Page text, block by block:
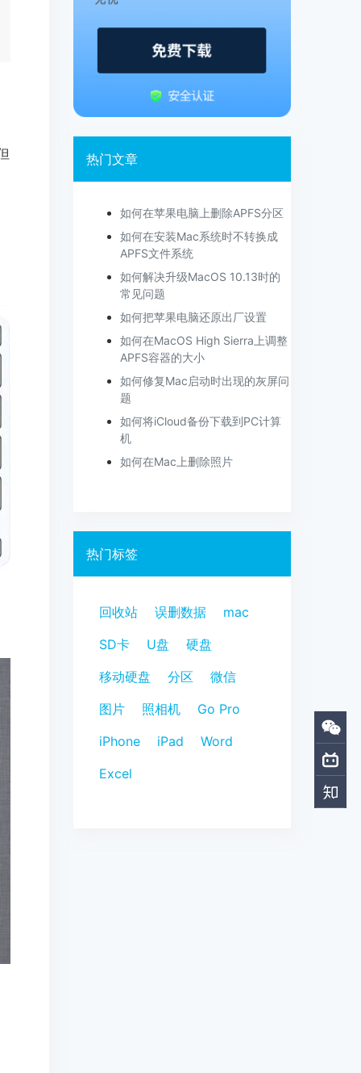
热门文章
如何在苹果电脑上删除APFS分区
如何在安装Mac系统时不转换成
APFS文件系统
如何解决升级MacOS 10.13时的
常见问题
如何把苹果电脑还原出厂设置
如何在MacOS High Sierra上调整
APFS容器的大小
如何修复Mac启动时出现的灰屏问
题
如何将iCloud备份下载到PC计算
机
如何在Mac上删除照片
热门标签
回收站 误删数据
mac
SD卡
U盘
硬盘
移动硬盘
分区
微信
图片
照相机
Go Pro
iPhone
iPad
Word
Excel